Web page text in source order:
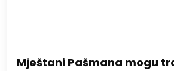
Mještani Pašmana mogu